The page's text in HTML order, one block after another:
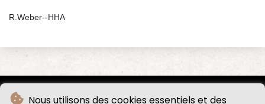
Nous utilisons des cookies essentiels et des
R.Weber--HHA